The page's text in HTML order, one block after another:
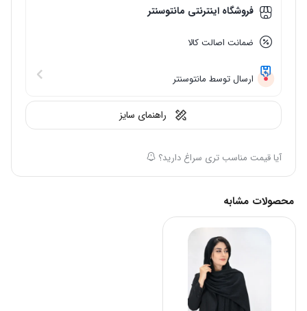
فروشگاه اینترنتی مانتوسنتر
ضمانت اصالت کالا
ارسال توسط مانتوسنتر
راهنمای سایز
آیا قیمت مناسب تری سراغ دارید؟
محصولات مشابه